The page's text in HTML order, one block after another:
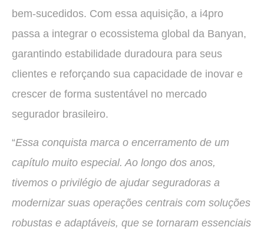
bem-sucedidos. Com essa aquisição, a i4pro
passa a integrar o ecossistema global da Banyan,
garantindo estabilidade duradoura para seus
clientes e reforçando sua capacidade de inovar e
crescer de forma sustentável no mercado
segurador brasileiro.
“Essa conquista marca o encerramento de um
capítulo muito especial. Ao longo dos anos,
tivemos o privilégio de ajudar seguradoras a
modernizar suas operações centrais com soluções
robustas e adaptáveis, que se tornaram essenciais